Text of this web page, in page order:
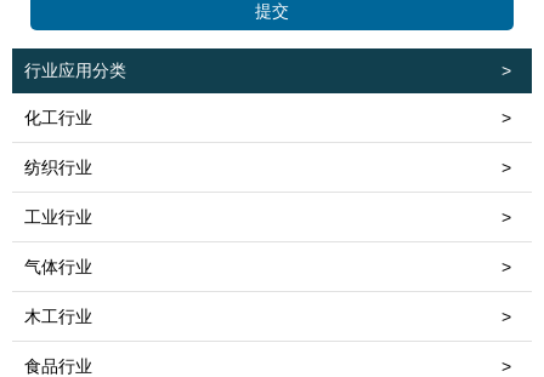
行业应用分类 >
化工行业 >
纺织行业 >
工业行业 >
气体行业 >
木工行业 >
食品行业 >